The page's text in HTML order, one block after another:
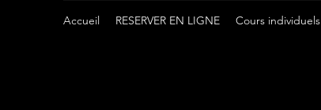
Accueil RESERVER EN LIGNE Cours individuels